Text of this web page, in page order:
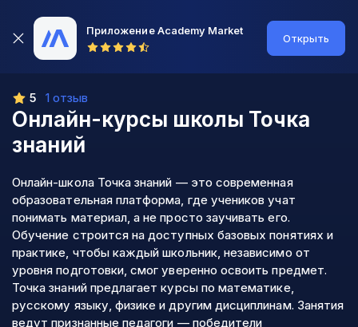
Приложение Academy Market
Открыть
Онлайн-курсы школы Точка
знаний
5 1 отзыв
Онлайн-школа Точка знаний — это современная
образовательная платформа, где учеников учат
понимать материал, а не просто заучивать его.
Обучение строится на доступных базовых понятиях и
практике, чтобы каждый школьник, независимо от
уровня подготовки, смог уверенно освоить предмет.
Точка знаний предлагает курсы по математике,
русскому языку, физике и другим дисциплинам. Занятия
ведут признанные педагоги — победители